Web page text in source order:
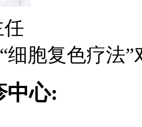
任
细胞复色疗法”
中心: